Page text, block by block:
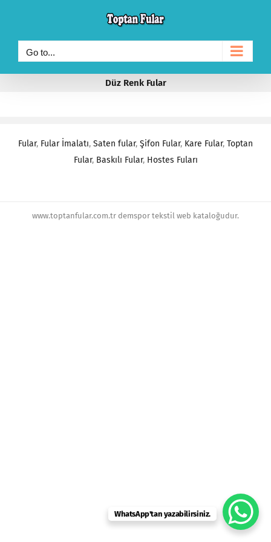
content
Go to...
Düz Renk Fular
Fular, Fular İmalatı, Saten fular, Şifon Fular, Kare Fular, Toptan
Fular, Baskılı Fular, Hostes Fuları
www.toptanfular.com.tr demspor tekstil web kataloğudur.
WhatsApp'tan yazabilirsiniz.